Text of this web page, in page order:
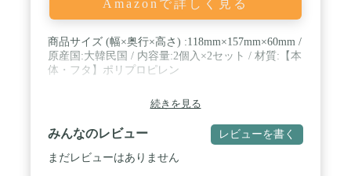
Amazonで詳しく見る
商品サイズ (幅×奥行×高さ) :118mm×157mm×60mm /
原産国:大韓民国 / 内容量:2個入×2セット / 材質:【本
体・フタ】ポリプロピレン
続きを見る
みんなのレビュー レビューを書く
まだレビューはありません